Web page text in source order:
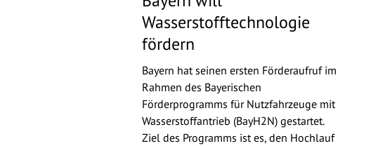
Wasserstofftechnologie
fördern
Bayern hat seinen ersten Förderaufruf im
Rahmen des Bayerischen
Förderprogramms für Nutzfahrzeuge mit
Wasserstoffantrieb (BayH2N) gestartet.
Ziel des Programms ist es, den Hochlauf